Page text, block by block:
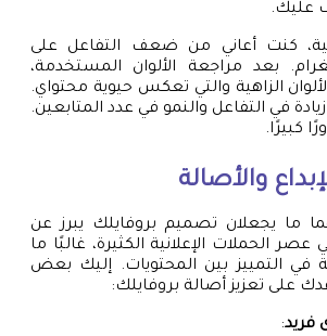
عليك.
كنت أعاني من ضعف التفاعل على
بعد مراجعة الألوان المستخدمة،
الزاهية والتي تعكس حيوية محتواي.
في التفاعل والنمو في عدد المتابعين.
كبيرًا.
والأصالة
هما ما يجعلان تصميم بروفايلك يبرز عن
الحملات الإعلانية الكثيرة، غالبًا ما
في التمييز بين المحتويات. إليك بعض
على تعزيز أصالة بروفايلك:
فريد: